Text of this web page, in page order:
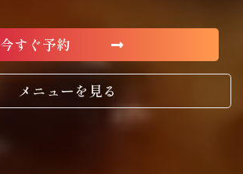
今すぐ予約
メニューを見る